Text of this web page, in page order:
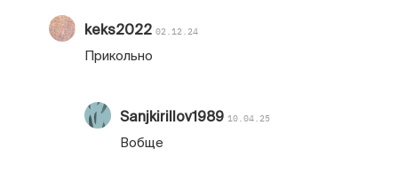
keks2022 02.12.24
Прикольно
Sanjkirillov1989 10.04.25
Вобще